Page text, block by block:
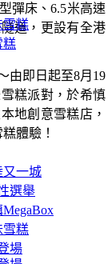
彈床、6.5米高速
道，更設有全港
糕
由即日起至8月19
糕派對，於希慎
地創意雪糕店，
體驗！